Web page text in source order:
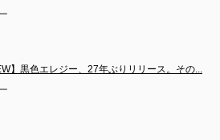
】黒色エレジー、27年ぶりリリース。その...